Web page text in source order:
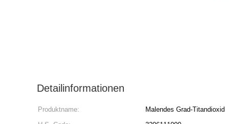
Detailinformationen
Produktname: Malendes Grad-Titandioxid